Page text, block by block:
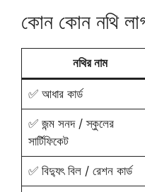
কোন কোন নথি
নথির নাম
✅ আধার কার্ড
✅ জন্ম সনদ / স্কুলের
সার্টিফিকেট
✅ বিদ্যুৎ বিল / রেশন কার্ড